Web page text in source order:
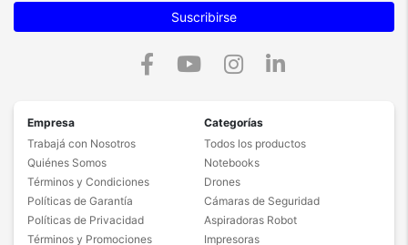
Suscribirse
Empresa
Trabajá con Nosotros
Quiénes Somos
Términos y Condiciones
Políticas de Garantía
Políticas de Privacidad
Términos y Promociones
Categorías
Todos los productos
Notebooks
Drones
Cámaras de Seguridad
Aspiradoras Robot
Impresoras